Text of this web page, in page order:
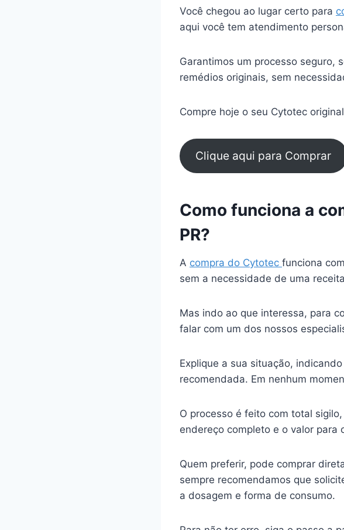
Você chegou ao lugar certo para
aqui você tem atendimento
Garantimos um processo seguro,
remédios originais, sem
Compre hoje o seu Cytotec
Clique aqui para Comprar
Como funciona a
PR?
A compra do Cytotec funciona
sem a necessidade de uma
Mas indo ao que interessa, para
falar com um dos nossos
Explique a sua situação,
recomendada. Em nenhum
O processo é feito com total
endereço completo e o valor para
Quem preferir, pode comprar
sempre recomendamos que
a dosagem e forma de consumo.